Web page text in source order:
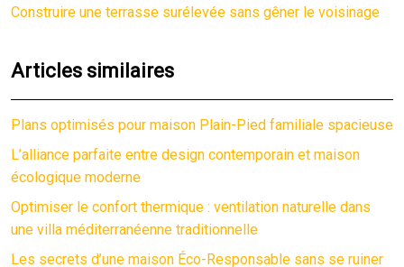
Construire une terrasse surélevée sans gêner le voisinage
Articles similaires
Plans optimisés pour maison Plain-Pied familiale spacieuse
L’alliance parfaite entre design contemporain et maison
écologique moderne
Optimiser le confort thermique : ventilation naturelle dans
une villa méditerranéenne traditionnelle
Les secrets d’une maison Éco-Responsable sans se ruiner